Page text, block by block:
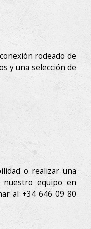
rodeado de
y una selección de
o realizar una
nuestro equipo en
al +34 646 09 80